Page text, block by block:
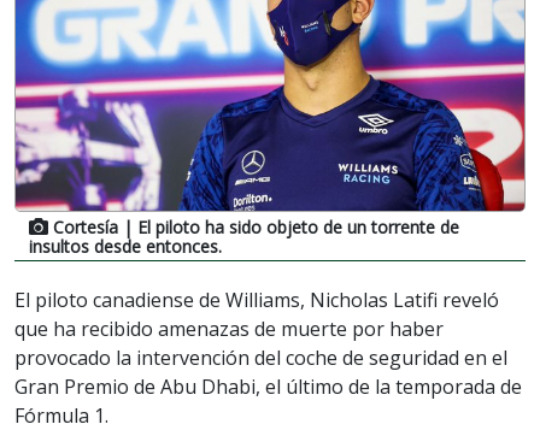
Cortesía | El piloto ha sido objeto de un torrente de
insultos desde entonces.
El piloto canadiense de Williams, Nicholas Latifi reveló
que ha recibido amenazas de muerte por haber
provocado la intervención del coche de seguridad en el
Gran Premio de Abu Dhabi, el último de la temporada de
Fórmula 1.